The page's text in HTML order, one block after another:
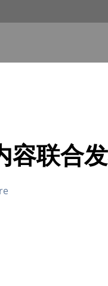
容联合